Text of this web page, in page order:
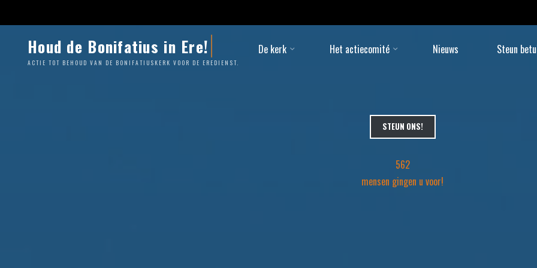
naar
Houd de Bonifatius in Ere!
ACTIE TOT BEHOUD VAN DE BONIFATIUSKERK VOOR DE EREDIENST.
De kerk Het actiecomité Nieuws Steun
STEUN ONS!
562
mensen gingen u voor!